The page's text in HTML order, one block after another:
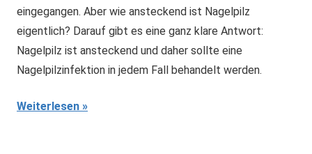
eingegangen. Aber wie ansteckend ist Nagelpilz
eigentlich? Darauf gibt es eine ganz klare Antwort:
Nagelpilz ist ansteckend und daher sollte eine
Nagelpilzinfektion in jedem Fall behandelt werden.
Weiterlesen